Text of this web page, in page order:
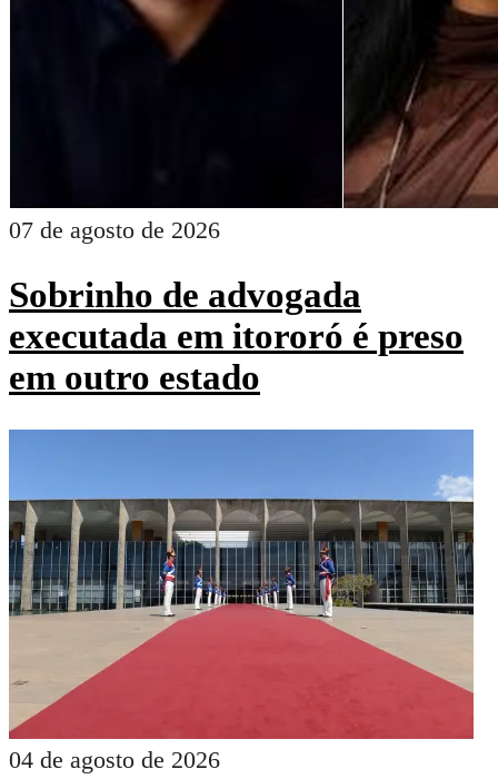
07 de agosto de 2026
Sobrinho de advogada
executada em itororó é preso
em outro estado
04 de agosto de 2026